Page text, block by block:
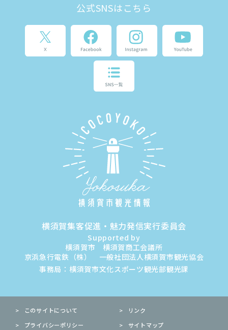
公式SNSはこちら
横須賀集客促進・魅力発信実行委員会
Supported by
横須賀市 横須賀商工会議所
京浜急行電鉄（株） 一般社団法人横須賀市観光協会
事務局：横須賀市文化スポーツ観光部観光課
このサイトについて
リンク
プライバシーポリシー
サイトマップ